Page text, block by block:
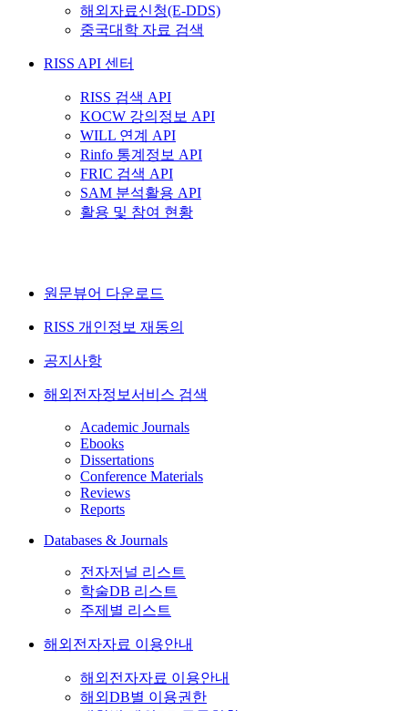
해외자료신청(E-DDS)
중국대학 자료 검색
RISS API 센터
RISS 검색 API
KOCW 강의정보 API
WILL 연계 API
Rinfo 통계정보 API
FRIC 검색 API
SAM 분석활용 API
활용 및 참여 현황
원문뷰어 다운로드
RISS 개인정보 재동의
공지사항
해외전자정보서비스 검색
Academic Journals
Ebooks
Dissertations
Conference Materials
Reviews
Reports
Databases & Journals
전자저널 리스트
학술DB 리스트
주제별 리스트
해외전자자료 이용안내
해외전자자료 이용안내
해외DB별 이용권한